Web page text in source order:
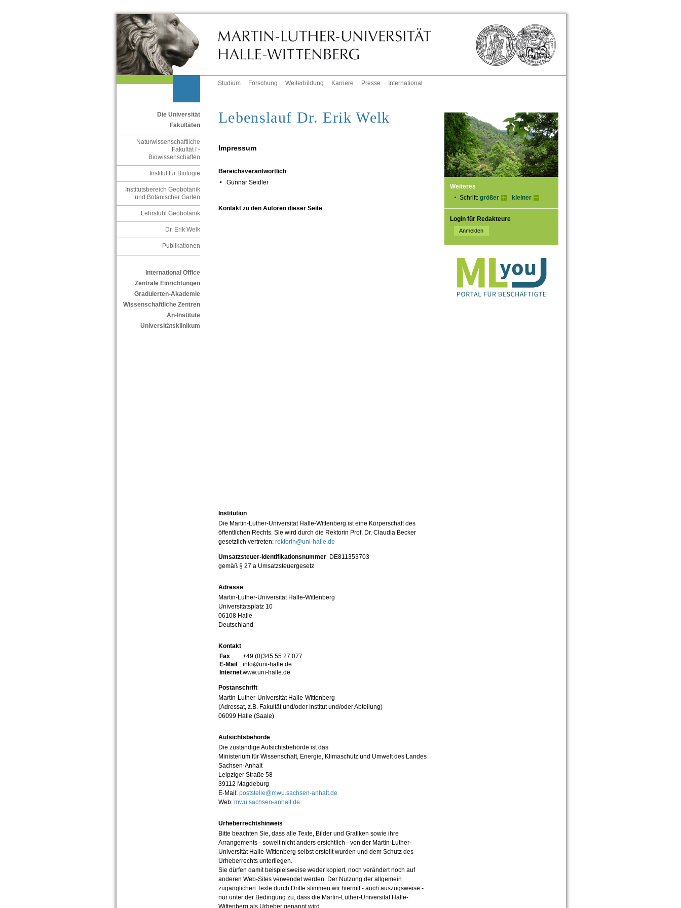
Studium Forschung Weiterbildung Karriere Presse International
Die Universität
Fakultäten
Naturwissenschaftliche
Fakultät I -
Biowissenschaften
Institut für Biologie
Institutsbereich Geobotanik
und Botanischer Garten
Lehrstuhl Geobotanik
Dr. Erik Welk
Publikationen
International Office
Zentrale Einrichtungen
Graduierten-Akademie
Wissenschaftliche Zentren
An-Institute
Universitätsklinikum
Weiteres
Schrift: größer kleiner
Login für Redakteure
Lebenslauf Dr. Erik Welk
Impressum
Bereichsverantwortlich
Gunnar Seidler
Kontakt zu den Autoren dieser Seite
Institution
Die Martin-Luther-Universität Halle-Wittenberg ist eine Körperschaft des
öffentlichen Rechts. Sie wird durch die Rektorin Prof. Dr. Claudia Becker
gesetzlich vertreten: rektorin@uni-halle.de
Umsatzsteuer-Identifikationsnummer DE811353703
gemäß § 27 a Umsatzsteuergesetz
Adresse
Martin-Luther-Universität Halle-Wittenberg
Universitätsplatz 10
06108 Halle
Deutschland
Kontakt
Fax
+49 (0)345 55 27 077
E-Mail
info@uni-halle.de
Internetwww.uni-halle.de
Postanschrift
Martin-Luther-Universität Halle-Wittenberg
(Adressat, z.B. Fakultät und/oder Institut und/oder Abteilung)
06099 Halle (Saale)
Aufsichtsbehörde
Die zuständige Aufsichtsbehörde ist das
Ministerium für Wissenschaft, Energie, Klimaschutz und Umwelt des Landes
Sachsen-Anhalt
Leipziger Straße 58
39112 Magdeburg
E-Mail: poststelle@mwu.sachsen-anhalt.de
Web: mwu.sachsen-anhalt.de
Urheberrechtshinweis
Bitte beachten Sie, dass alle Texte, Bilder und Grafiken sowie ihre
Arrangements - soweit nicht anders ersichtlich - von der Martin-Luther-
Universität Halle-Wittenberg selbst erstellt wurden und dem Schutz des
Urheberrechts unterliegen.
Sie dürfen damit beispielsweise weder kopiert, noch verändert noch auf
anderen Web-Sites verwendet werden. Der Nutzung der allgemein
zugänglichen Texte durch Dritte stimmen wir hiermit - auch auszugsweise -
nur unter der Bedingung zu, dass die Martin-Luther-Universität Halle-